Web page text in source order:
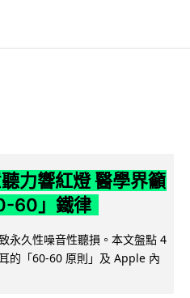
力響紅燈 醫學界籲
60」鐵律
永久性噪音性聽損。本文盤點 4
的「60-60 原則」及 Apple 內